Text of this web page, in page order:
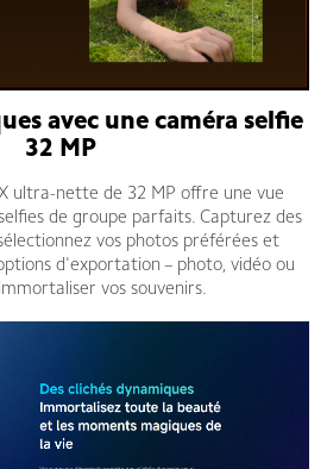
avec une caméra selfie
32 MP
ultra-nette de 32 MP offre une vue
de groupe parfaits. Capturez des
vos photos préférées et
d'exportation – photo, vidéo ou
vos souvenirs.